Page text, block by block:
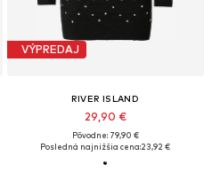
VÝPREDAJ
RIVER ISLAND
29,90 €
Pôvodne: 79,90 €
Posledná najnižšia cena:23,92 €